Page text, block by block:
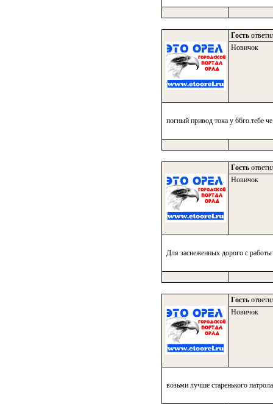
Гость
Новичок
погный привод тока у 66го.тебе
Гость
Новичок
Для заснеженных дорого с
Гость
Новичок
возьми лучше старенького